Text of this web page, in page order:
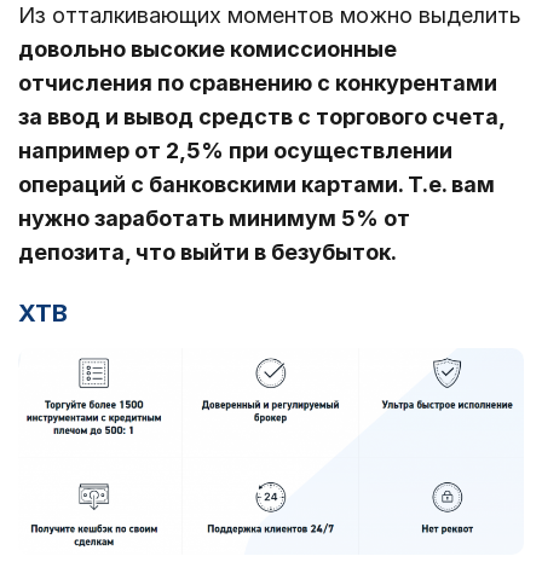
Из отталкивающих моментов можно выделить
довольно высокие комиссионные
отчисления по сравнению с конкурентами
за ввод и вывод средств с торгового счета,
например от 2,5% при осуществлении
операций с банковскими картами. Т.е. вам
нужно заработать минимум 5% от
депозита, что выйти в безубыток.
XTB